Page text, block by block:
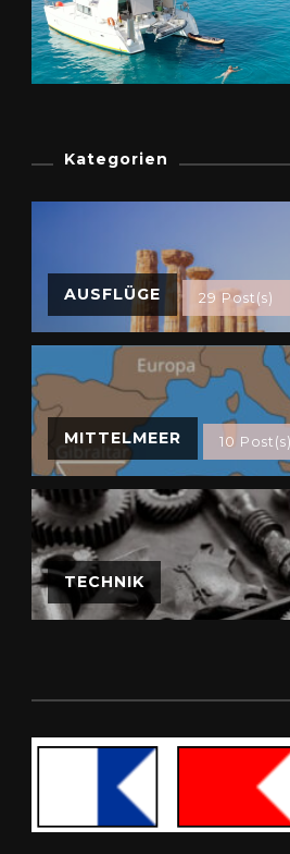
Kategorien
AUSFLÜGE 29 Post(s)
MITTELMEER 10 Post(s)
TECHNIK